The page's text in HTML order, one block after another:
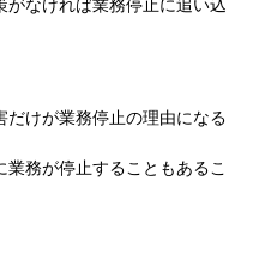
けが業務停止の理由になる
業務が停止することもあるこ